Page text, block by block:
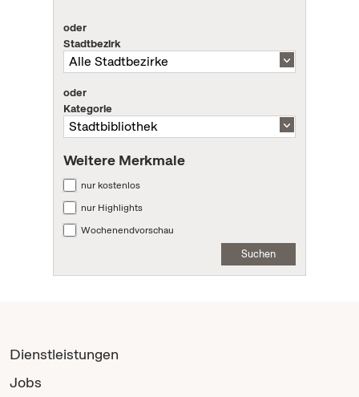
oder
Stadtbezirk
oder
Kategorie
Weitere Merkmale
nur kostenlos
nur Highlights
Wochenendvorschau
Suchen
Dienstleistungen
Jobs